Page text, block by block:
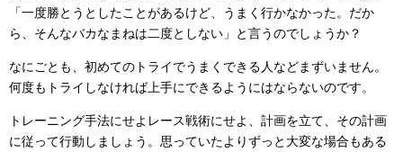
「一度勝とうとしたことがあるけど、うまく行かなかった。だか
ら、そんなバカなまねは二度としない」と言うのでしょうか？
なにごとも、初めてのトライでうまくできる人などまずいません。
何度もトライしなければ上手にできるようにはならないのです。
トレーニング手法にせよレース戦術にせよ、計画を立て、その計画
に従って行動しましょう。思っていたよりずっと大変な場合もある